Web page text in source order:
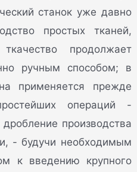
станок уже давно
простых тканей,
продолжает
ручным способом; в
применяется прежде
операций -
производства
- будучи необходимым
к введению крупного